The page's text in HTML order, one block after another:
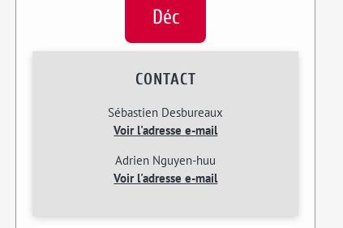
Déc
CONTACT
Sébastien Desbureaux
Voir l'adresse e-mail
Adrien Nguyen-huu
Voir l'adresse e-mail